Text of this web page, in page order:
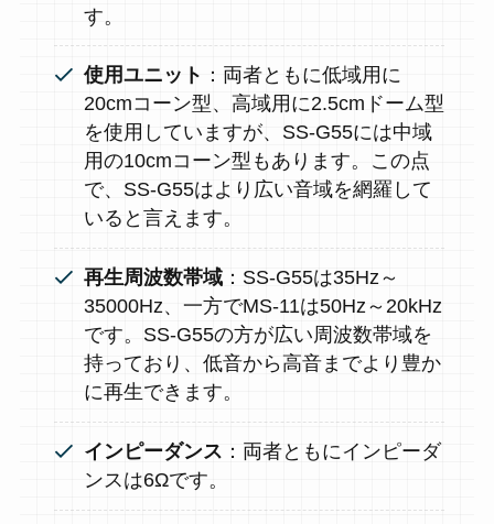
す。
使用ユニット ：両者ともに低域用に
20cmコーン型、高域用に2.5cmドーム型
を使用していますが、SS-G55には中域
用の10cmコーン型もあります。この点
で、SS-G55はより広い音域を網羅して
いると言えます。
再生周波数帯域 ：SS-G55は35Hz～
35000Hz、一方でMS-11は50Hz～20kHz
です。SS-G55の方が広い周波数帯域を
持っており、低音から高音までより豊か
に再生できます。
インピーダンス ：両者ともにインピーダ
ンスは6Ωです。